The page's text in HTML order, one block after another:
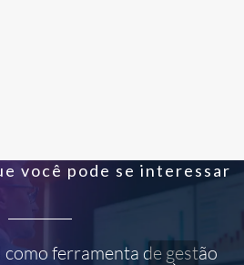
você pode se interessar
ferramenta de gestão